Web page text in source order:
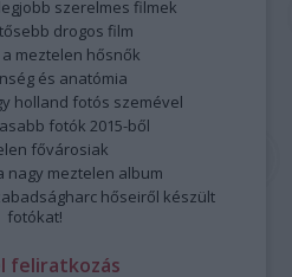
szerelmes filmek
drogos film
meztelen hősnők
és anatómia
holland fotós szemével
fotók 2015-ből
fővárosiak
nagy meztelen album
hőseiről készült
fotókat!
feliratkozás